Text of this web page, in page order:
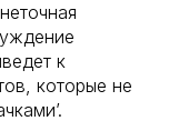
к
которые не